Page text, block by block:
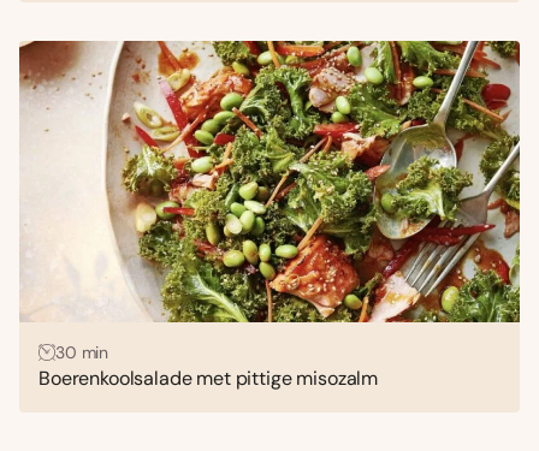
30 min
Boerenkoolsalade met pittige misozalm